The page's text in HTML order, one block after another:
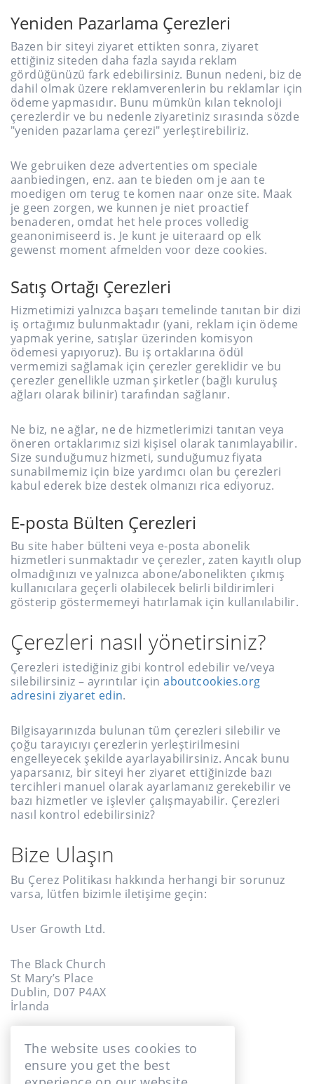
The website uses cookies to
ensure you get the best
Yeniden Pazarlama Çerezleri
Bazen bir siteyi ziyaret ettikten sonra, ziyaret
ettiğiniz siteden daha fazla sayıda reklam
gördüğünüzü fark edebilirsiniz. Bunun nedeni, biz de
dahil olmak üzere reklamverenlerin bu reklamlar için
ödeme yapmasıdır. Bunu mümkün kılan teknoloji
çerezlerdir ve bu nedenle ziyaretiniz sırasında sözde
"yeniden pazarlama çerezi" yerleştirebiliriz.
We gebruiken deze advertenties om speciale
aanbiedingen, enz. aan te bieden om je aan te
moedigen om terug te komen naar onze site. Maak
je geen zorgen, we kunnen je niet proactief
benaderen, omdat het hele proces volledig
geanonimiseerd is. Je kunt je uiteraard op elk
gewenst moment afmelden voor deze cookies.
Satış Ortağı Çerezleri
Hizmetimizi yalnızca başarı temelinde tanıtan bir dizi
iş ortağımız bulunmaktadır (yani, reklam için ödeme
yapmak yerine, satışlar üzerinden komisyon
ödemesi yapıyoruz). Bu iş ortaklarına ödül
vermemizi sağlamak için çerezler gereklidir ve bu
çerezler genellikle uzman şirketler (bağlı kuruluş
ağları olarak bilinir) tarafından sağlanır.
Ne biz, ne ağlar, ne de hizmetlerimizi tanıtan veya
öneren ortaklarımız sizi kişisel olarak tanımlayabilir.
Size sunduğumuz hizmeti, sunduğumuz fiyata
sunabilmemiz için bize yardımcı olan bu çerezleri
kabul ederek bize destek olmanızı rica ediyoruz.
E-posta Bülten Çerezleri
Bu site haber bülteni veya e-posta abonelik
hizmetleri sunmaktadır ve çerezler, zaten kayıtlı olup
olmadığınızı ve yalnızca abone/abonelikten çıkmış
kullanıcılara geçerli olabilecek belirli bildirimleri
gösterip göstermemeyi hatırlamak için kullanılabilir.
Çerezleri nasıl yönetirsiniz?
Çerezleri istediğiniz gibi kontrol edebilir ve/veya
silebilirsiniz – ayrıntılar içinaboutcookies.org
adresini ziyaret edin.
Bilgisayarınızda bulunan tüm çerezleri silebilir ve
çoğu tarayıcıyı çerezlerin yerleştirilmesini
engelleyecek şekilde ayarlayabilirsiniz. Ancak bunu
yaparsanız, bir siteyi her ziyaret ettiğinizde bazı
tercihleri manuel olarak ayarlamanız gerekebilir ve
bazı hizmetler ve işlevler çalışmayabilir. Çerezleri
nasıl kontrol edebilirsiniz?
Bize Ulaşın
Bu Çerez Politikası hakkında herhangi bir sorunuz
varsa, lütfen bizimle iletişime geçin:
User Growth Ltd.
The Black Church
St Mary’s Place
Dublin, D07 P4AX
İrlanda
Email: [email protected]